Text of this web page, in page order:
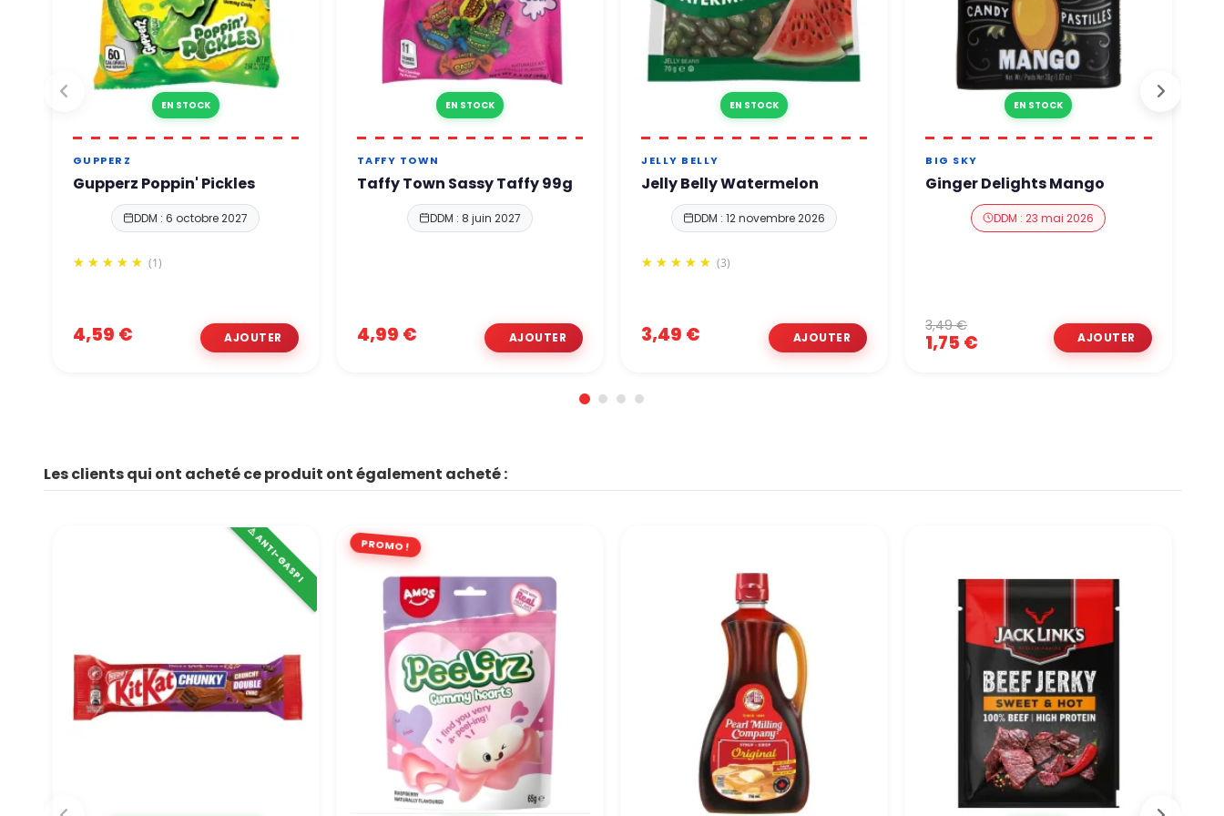
EN STOCK
GUPPERZ
Gupperz Poppin' Pickles
DDM : 6 octobre 2027
(1)
4,59 €
EN STOCK
TAFFY TOWN
Taffy Town Sassy Taffy 99g
DDM : 8 juin 2027
4,99 €
EN STOCK
JELLY BELLY
Jelly Belly Watermelon
DDM : 12 novembre 2026
(3)
3,49 €
EN STOCK
BIG SKY
Ginger Delights Mango
DDM : 23 mai 2026
1,75 €
3,49 €
Les clients qui ont acheté ce produit ont également acheté :
⚠️ ANTI-GASPI PROMO !